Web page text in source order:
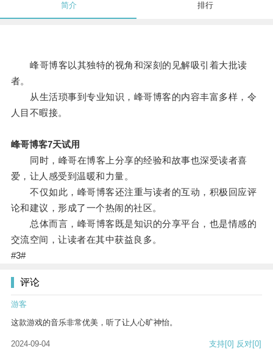
简介 排行
峰哥博客以其独特的视角和深刻的见解吸引着大批读
者。
从生活琐事到专业知识，峰哥博客的内容丰富多样，令
人目不暇接。
峰哥博客7天试用
同时，峰哥在博客上分享的经验和故事也深受读者喜
爱，让人感受到温暖和力量。
不仅如此，峰哥博客还注重与读者的互动，积极回应评
论和建议，形成了一个热闹的社区。
总体而言，峰哥博客既是知识的分享平台，也是情感的
交流空间，让读者在其中获益良多。
#3#
评论
游客
这款游戏的音乐非常优美，听了让人心旷神怡。
2024-09-04 支持[0] 反对[0]